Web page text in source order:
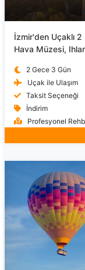
İzmir'den Uçaklı 2
Hava Müzesi,
2 Gece 3 Gün
Uçak ile Ulaşım
Taksit Seçeneği
İndirim
Profesyonel